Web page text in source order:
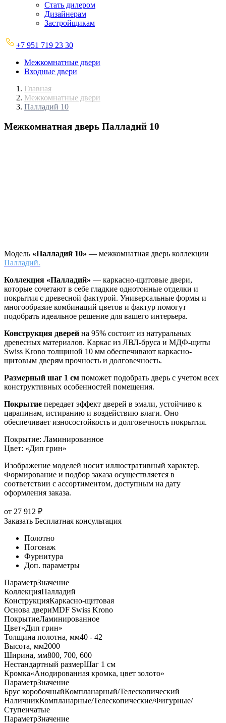
Стать дилером
Дизайнерам
Застройщикам
+7 951 719 23 30
Межкомнатные двери
Входные двери
Главная
Межкомнатные двери
Палладий 10
Межкомнатная дверь Палладий 10
Модель «Палладий 10» — межкомнатная дверь коллекции
Палладий.
Коллекция «Палладий» — каркасно-щитовые двери,
которые сочетают в себе гладкие однотонные отделки и
покрытия с древесной фактурой. Универсальные формы и
многообразие комбинаций цветов и фактур помогут
подобрать идеальное решение для вашего интерьера.
Конструкция дверей на 95% состоит из натуральных
древесных материалов. Каркас из ЛВЛ-бруса и МДФ-щиты
Swiss Krono толщиной 10 мм обеспечивают каркасно-
щитовым дверям прочность и долговечность.
Размерный шаг 1 см поможет подобрать дверь с учетом всех
конструктивных особенностей помещения.
Покрытие передает эффект дверей в эмали, устойчиво к
царапинам, истиранию и воздействию влаги. Оно
обеспечивает износостойкость и долговечность покрытия.
Покрытие: Ламинированное
Цвет: «Дип грин»
Изображение моделей носит иллюстративный характер.
Формирование и подбор заказа осуществляется в
соответствии с ассортиментом, доступным на дату
оформления заказа.
от 27 912 ₽
Заказать Бесплатная консультация
Полотно
Погонаж
Фурнитура
Доп. параметры
ПараметрЗначение
КоллекцияПалладий
КонструкцияКаркасно-щитовая
Основа двериMDF Swiss Krono
ПокрытиеЛаминированное
Цвет«Дип грин»
Толщина полотна, мм40 - 42
Высота, мм2000
Ширина, мм800, 700, 600
Нестандартный размерШаг 1 см
Кромка«Анодированная кромка, цвет золото»
ПараметрЗначение
Брус коробочныйКомпланарный/Телескопический
НаличникКомпланарные/Телескопические/Фигурные/
Ступенчатые
ПараметрЗначение